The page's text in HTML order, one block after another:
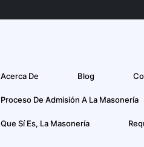
Acerca De Blog
Proceso De Admisión A La Masonería
Que Sí Es, La Masonería